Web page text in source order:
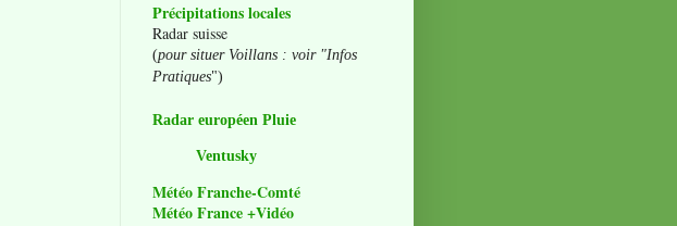
Précipitations locales
Radar suisse
(pour situer Voillans : voir "Infos
Pratiques")
Radar européen Pluie
Ventusky
Météo Franche-Comté
Météo France +Vidéo